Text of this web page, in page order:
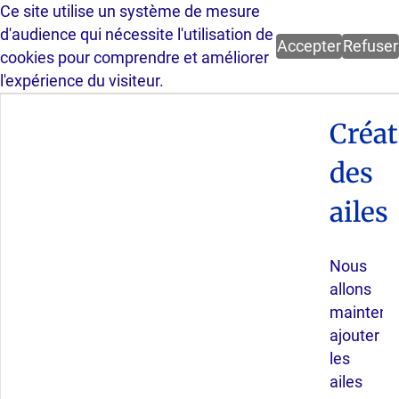
Ce site utilise un système de mesure
d'audience qui nécessite l'utilisation de
cookies pour comprendre et améliorer
l'expérience du visiteur.
Accepter Refuser
Parcours guidé FreeCAD v. 1.1
des
ailes
Nous
allons
ajouter
les
ailes